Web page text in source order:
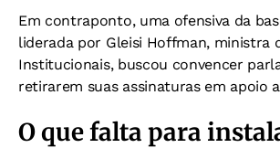
Em contraponto, uma ofensiva da
liderada por Gleisi Hoffman, ministra
Institucionais, buscou convencer
retirarem suas assinaturas em apoio
O que falta para